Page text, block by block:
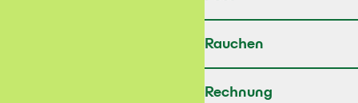
Rauchen
Rechnung